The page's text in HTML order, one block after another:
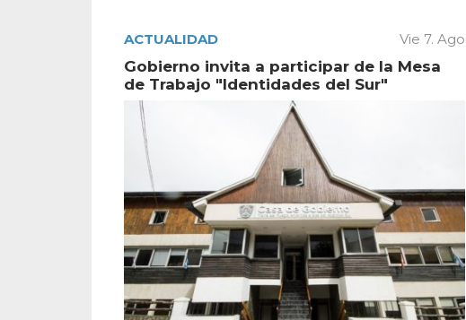
ACTUALIDAD Vie 7. Ago
Gobierno invita a participar de la Mesa
de Trabajo "Identidades del Sur"